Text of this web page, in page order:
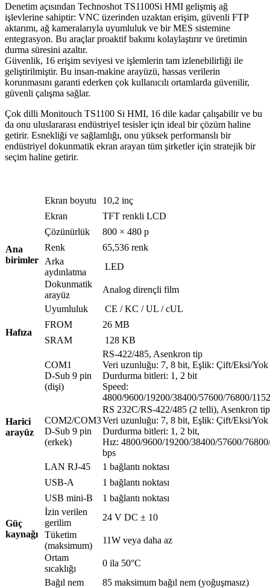
Denetim açısından Technoshot TS1100Si HMI gelişmiş ağ
işlevlerine sahiptir: VNC üzerinden uzaktan erişim, güvenli FTP
aktarımı, ağ kameralarıyla uyumluluk ve bir MES sistemine
entegrasyon. Bu araçlar proaktif bakımı kolaylaştırır ve üretimin
durma süresini azaltır.
Güvenlik, 16 erişim seviyesi ve işlemlerin tam izlenebilirliği ile
geliştirilmiştir. Bu insan-makine arayüzü, hassas verilerin
korunmasını garanti ederken çok kullanıcılı ortamlarda güvenilir,
güvenli çalışma sağlar.
Çok dilli Monitouch TS1100 Si HMI, 16 dile kadar çalışabilir ve bu
da onu uluslararası endüstriyel tesisler için ideal bir çözüm haline
getirir. Esnekliği ve sağlamlığı, onu yüksek performanslı bir
endüstriyel dokunmatik ekran arayan tüm şirketler için stratejik bir
seçim haline getirir.
Ana
birimler
Ekran boyutu
10,2 inç
Ekran
TFT renkli LCD
Çözünürlük
800 × 480 p
Renk
65,536 renk
Arka
aydınlatma
LED
Dokunmatik
arayüz
Analog dirençli film
Uyumluluk
CE / KC / UL / cUL
Hafıza
FROM
26 MB
SRAM
128 KB
Harici
arayüz
COM1
D-Sub 9 pin
(dişi)
RS-422/485, Asenkron tip
Veri uzunluğu: 7, 8 bit, Eşlik: Çift/Eksi/Yok
Durdurma bitleri: 1, 2 bit
Speed:
4800/9600/19200/38400/57600/76800/
COM2/COM3
D-Sub 9 pin
(erkek)
RS 232C/RS-422/485 (2 telli), Asenkron tip
Veri uzunluğu: 7, 8 bit, Eşlik: Çift/Eksi/Yok
Durdurma bitleri: 1, 2 bit,
Hız: 4800/9600/19200/38400/57600/
bps
LAN RJ-45
1 bağlantı noktası
USB-A
1 bağlantı noktası
USB mini-B
1 bağlantı noktası
Güç
kaynağı
İzin verilen
gerilim
24 V DC ± 10
Tüketim
(maksimum)
11W veya daha az
Ortam
sıcaklığı
0 ila 50°C
Bağıl nem
85 maksimum bağıl nem (yoğuşmasız)